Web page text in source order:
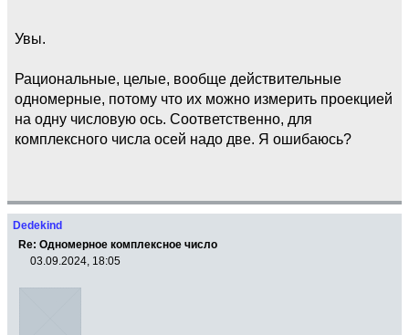
Увы.
Рациональные, целые, вообще действительные
одномерные, потому что их можно измерить проекцией
на одну числовую ось. Соответственно, для
комплексного числа осей надо две. Я ошибаюсь?
Dedekind
Re: Одномерное комплексное число
03.09.2024, 18:05